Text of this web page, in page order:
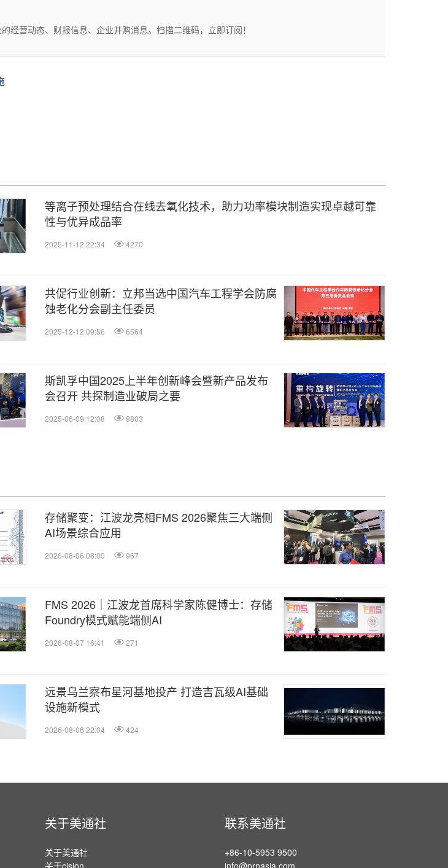
经营动态、财报信息、企业并购消息。扫描二维码，立即订阅！
等离子预处理结合在线去氧化技术，助力功率模块制造实现卓越可靠
性与优异成品率
2025-11-12 22:34 4270
共促行业创新：立邦当选中国汽车工程学会防腐
蚀老化分会副主任委员
2025-12-12 09:56 6564
斯凯孚中国2025上半年创新峰会暨新产品发布
会召开 共探制造业破局之要
2025-06-09 12:08 9803
存储聚变：江波龙亮相FMS 2026聚焦三大端侧
AI场景综合应用
2026-08-06 08:00 967
FMS 2026｜江波龙首席科学家陈健博士：存储
Foundry模式赋能端侧AI
2026-08-07 16:41 271
远景乌兰察布星河基地投产 打造吉瓦级AI基础
设施新模式
2026-08-06 22:04 424
关于美通社
关于美通社
关于cision
联系美通社
+86-10-5953 9500
info@prnasia.com